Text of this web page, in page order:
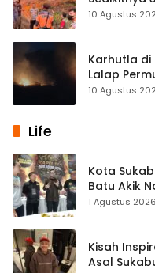
10 Agustus
Karhutla di
Lalap
Terancam
10 Agustus
Life
Kota
Batu Akik
1 Agustus 2026
Kisah
Asal